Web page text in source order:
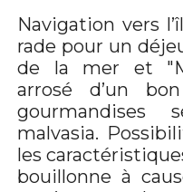
Navigation vers
rade pour un
de la mer et
arrosé d’un
malvasia.
les
bouillonne à